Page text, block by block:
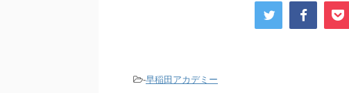
-早稲田アカデミー